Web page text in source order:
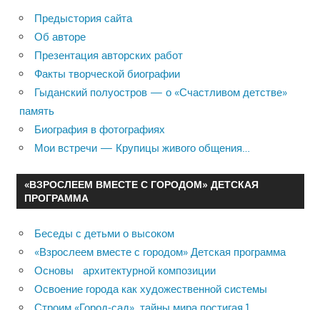
Предыстория сайта
Об авторе
Презентация авторских работ
Факты творческой биографии
Гыданский полуостров — о «Счастливом детстве»
память
Биография в фотографиях
Мои встречи — Крупицы живого общения…
«ВЗРОСЛЕЕМ ВМЕСТЕ С ГОРОДОМ» ДЕТСКАЯ
ПРОГРАММА
Беседы с детьми о высоком
«Взрослеем вместе с городом» Детская программа
Основы архитектурной композиции
Освоение города как художественной системы